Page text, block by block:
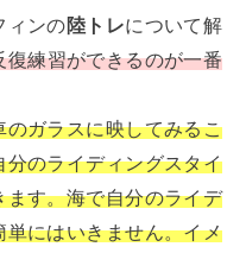
ィンの陸トレについて解
復練習ができるのが一番
ガラスに映してみるこ
のライディングスタイ
す。海で自分のライデ
にはいきません。イメ